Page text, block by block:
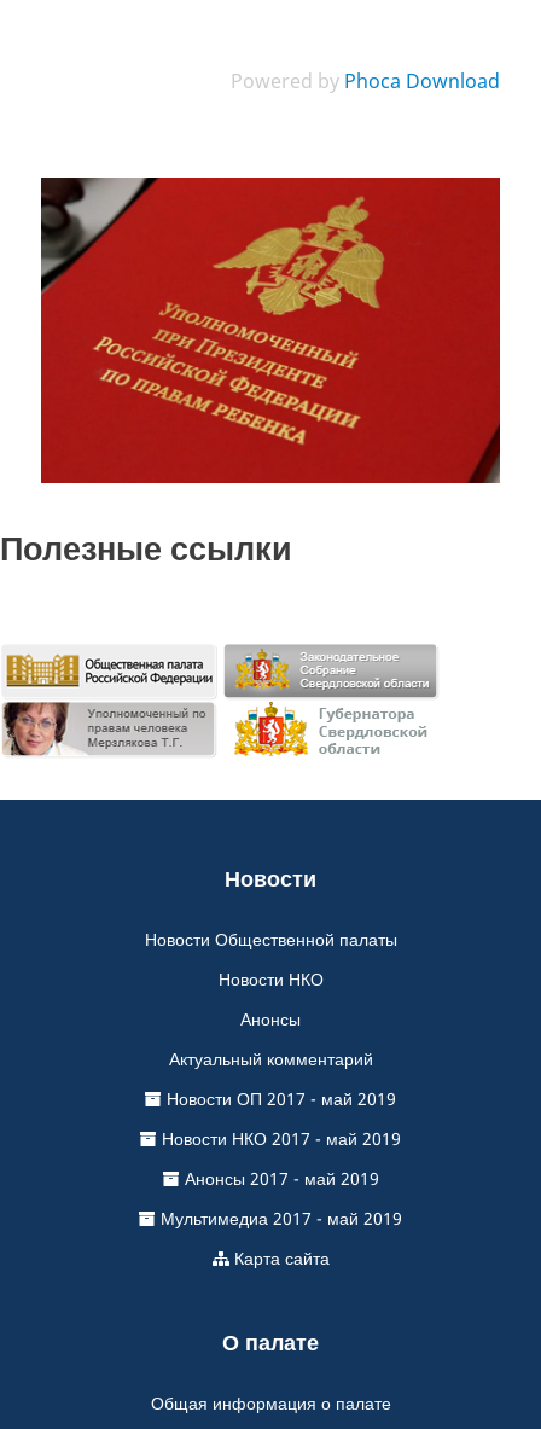
Powered by Phoca Download
Полезные ссылки
Новости
Новости Общественной палаты
Новости НКО
Анонсы
Актуальный комментарий
Новости ОП 2017 - май 2019
Новости НКО 2017 - май 2019
Анонсы 2017 - май 2019
Мультимедиа 2017 - май 2019
Карта сайта
О палате
Общая информация о палате